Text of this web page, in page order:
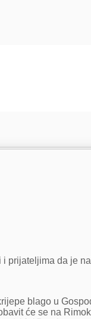
prijateljima da je
blago u
će se na